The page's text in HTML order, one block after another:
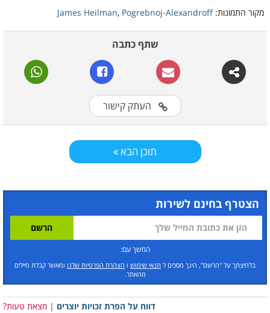
מקור התמונות: James Heilman, Pogrebnoj-Alexandroff
שתף כתבה
העתק קישור
תוכן הבא
הצטרף בחינם לשירות
המשך עם:
בלחיצתך על "הרשם", הינך מסכים ל תנאי שימוש ו הצהרת הפרטיות שלנו ומאשר קבלת מיילים
מהאתר.
דווח על הפרת זכויות יוצרים | מצאת טעות?